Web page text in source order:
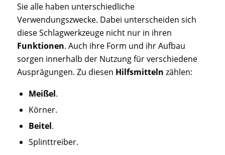
Sie alle haben unterschiedliche
Verwendungszwecke. Dabei unterscheiden sich
diese Schlagwerkzeuge nicht nur in ihren
Funktionen. Auch ihre Form und ihr Aufbau
sorgen innerhalb der Nutzung für verschiedene
Ausprägungen. Zu diesen Hilfsmitteln zählen:
Meißel.
Körner.
Beitel.
Splinttreiber.